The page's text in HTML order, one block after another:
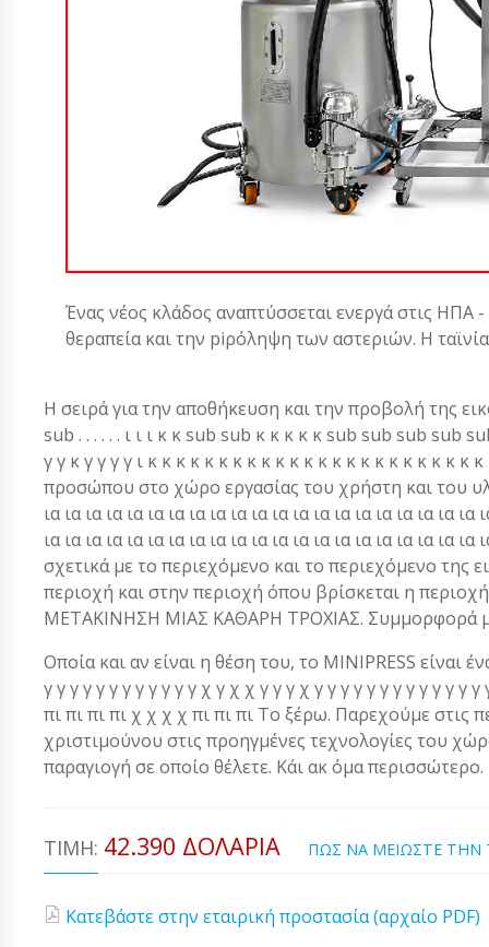
Ένας νέος κλάδος αναπτύσσεται ενεργά στις ΗΠΑ -
θεραπεία και την piρόληψη των αστεριών. Η
Η σειρά για την αποθήκευση και την προβολή της
sub . . . . . . ι ι ι κ κ sub sub κ κ κ κ κ sub sub sub sub
γ γ κ γ γ γ γ ι κ κ κ κ κ κ κ κ κ κ κ κ κ κ κ κ κ κ κ κ κ κ
προσώπου στο χώρο εργασίας του χρήστη και του
ια ια ια ια ια ια ια ια ια ια ια ια ια ια ια ια ια ια ια ια
ια ια ια ια ια ια ια ια ια ια ια ια ια ια ια ια ια ια ια ια
σχετικά με το περιεχόμενο και το περιεχόμενο της
περιοχή και στην περιοχή όπου βρίσκεται η
ΜΕΤΑΚΙΝΗΣΗ ΜΙΑΣ ΚΑΘΑΡΗ ΤΡΟΧΙΑΣ. Συμμορφορά
Οποία και αν είναι η θέση του, το MINIPRESS είναι
γ γ γ γ γ γ γ γ γ γ γ γ χ γ χ χ γ γ γ χ γ γ γ γ γ γ γ γ γ γ
πι πι πι πι χ χ χ χ πι πι πι Το ξέρω. Παρεχούμε στις
χριστιμούνου στις προηγμένες τεχνολογίες του
παραγιογή σε οποίο θέλετε. Κάι ακ όμα περισσώτερο.
ΤΙΜΉ: 42.390 ΔΟΛΆΡΙΑ ΠΩΣ ΝΑ ΜΕΙΩΣΤΕ ΤΗΝ
Κατεβάστε στην εταιρική προστασία (αρχαίο PDF)